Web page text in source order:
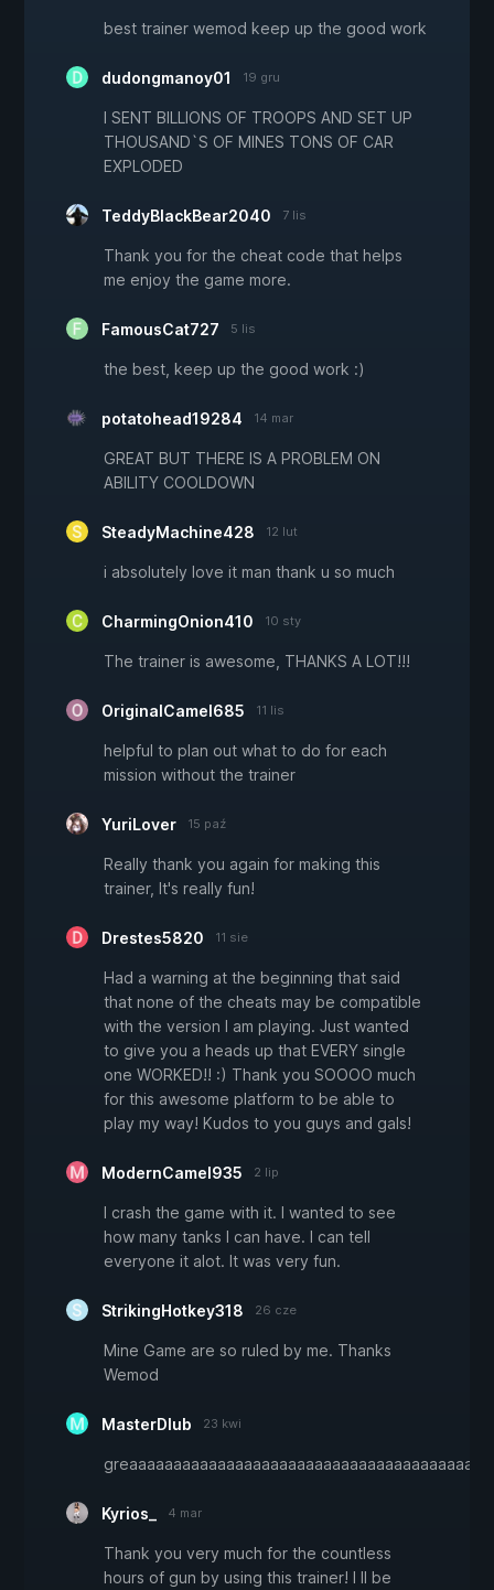
best trainer wemod keep up the good work
dudongmanoy01 19 gru
I SENT BILLIONS OF TROOPS AND SET UP
THOUSAND`S OF MINES TONS OF CAR
EXPLODED
TeddyBlackBear2040 7 lis
Thank you for the cheat code that helps
me enjoy the game more.
FamousCat727 5 lis
the best, keep up the good work :)
potatohead19284 14 mar
GREAT BUT THERE IS A PROBLEM ON
ABILITY COOLDOWN
SteadyMachine428 12 lut
i absolutely love it man thank u so much
CharmingOnion410 10 sty
The trainer is awesome, THANKS A LOT!!!
OriginalCamel685 11 lis
helpful to plan out what to do for each
mission without the trainer
YuriLover 15 paź
Really thank you again for making this
trainer, It's really fun!
Drestes5820 11 sie
Had a warning at the beginning that said
that none of the cheats may be compatible
with the version I am playing. Just wanted
to give you a heads up that EVERY single
one WORKED!! :) Thank you SOOOO much
for this awesome platform to be able to
play my way! Kudos to you guys and gals!
ModernCamel935 2 lip
I crash the game with it. I wanted to see
how many tanks I can have. I can tell
everyone it alot. It was very fun.
StrikingHotkey318 26 cze
Mine Game are so ruled by me. Thanks
Wemod
MasterDlub 23 kwi
Kyrios_ 4 mar
Thank you very much for the countless
hours of gun by using this trainer! I ll be